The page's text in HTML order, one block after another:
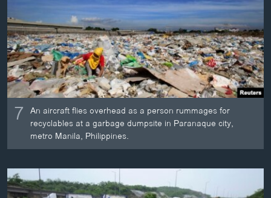
7 An aircraft flies overhead as a person rummages for
recyclables at a garbage dumpsite in Paranaque city,
metro Manila, Philippines.